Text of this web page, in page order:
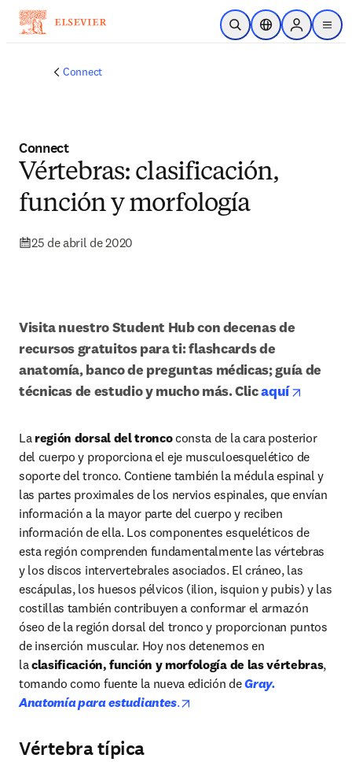
Saltar al contenido principal
Abrir búsqueda
Selector deSign in to
menu
Connect
Connect
Vértebras: clasificación,
función y morfología
25 de abril de 2020
Visita nuestro Student Hub con decenas de
recursos gratuitos para ti: flashcards de
anatomía, banco de preguntas médicas; guía de
técnicas de estudio y mucho más. Clic aquí
La región dorsal del tronco consta de la cara posterior
del cuerpo y proporciona el eje musculoesquelético de
soporte del tronco. Contiene también la médula espinal y
las partes proximales de los nervios espinales, que envían
información a la mayor parte del cuerpo y reciben
información de ella. Los componentes esqueléticos de
esta región comprenden fundamentalmente las vértebras
y los discos intervertebrales asociados. El cráneo, las
escápulas, los huesos pélvicos (ilion, isquion y pubis) y las
costillas también contribuyen a conformar el armazón
óseo de la región dorsal del tronco y proporcionan puntos
de inserción muscular. Hoy nos detenemos en
la clasificación, función y morfología de las vértebras,
tomando como fuente la nueva edición de Gray.
Anatomía para estudiantes.
Vértebra típica